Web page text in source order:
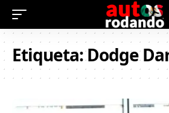
Etiqueta:Dodge